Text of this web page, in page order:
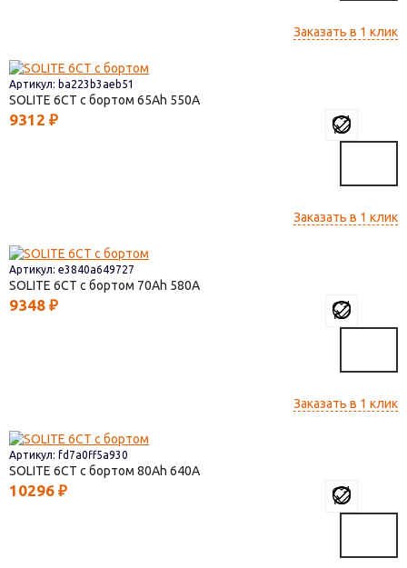
Заказать в 1 клик
Артикул: ba223b3aeb51
SOLITE 6СТ с бортом 65 550
9312 ₽
Заказать в 1 клик
Артикул: e3840a649727
SOLITE 6СТ с бортом 70 580
9348 ₽
Заказать в 1 клик
Артикул: fd7a0ff5a930
SOLITE 6СТ с бортом 80 640
10296 ₽